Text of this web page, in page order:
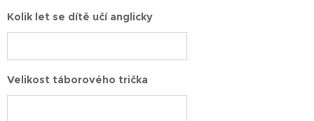
Kolik let se dítě učí anglicky
Velikost táborového trička